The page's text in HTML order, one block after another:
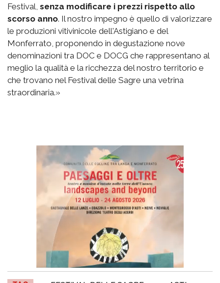
Festival, senza modificare i prezzi rispetto allo
scorso anno. Il nostro impegno è quello di valorizzare
le produzioni vitivinicole dell'Astigiano e del
Monferrato, proponendo in degustazione nove
denominazioni tra DOC e DOCG che rappresentano al
meglio la qualità e la ricchezza del nostro territorio e
che trovano nel Festival delle Sagre una vetrina
straordinaria.»